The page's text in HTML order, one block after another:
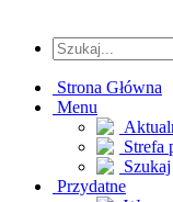
Strona Główna
Menu
Strefa
Szukaj
Przydatne